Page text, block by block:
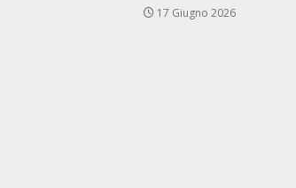
17 Giugno 2026